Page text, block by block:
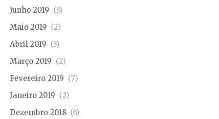
Junho 2019 (3)
Maio 2019 (2)
Abril 2019 (3)
Março 2019 (2)
Fevereiro 2019 (7)
Janeiro 2019 (2)
Dezembro 2018 (6)